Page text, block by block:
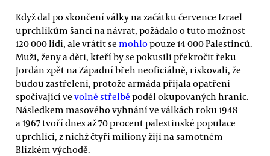
Když dal po skončení války na začátku července Izrael
uprchlíkům šanci na návrat, požádalo o tuto možnost
120 000 lidí, ale vrátit se mohlopouze 14 000 Palestinců.
Muži, ženy a děti, kteří by se pokusili překročit řeku
Jordán zpět na Západní břeh neoficiálně, riskovali, že
budou zastřeleni, protože armáda přijala opatření
spočívající ve volné střelbě podél okupovaných hranic.
Následkem masového vyhnání ve válkách roku 1948
a 1967 tvoří dnes až 70 procent palestinské populace
uprchlíci, z nichž čtyři miliony žijí na samotném
Blízkém východě.